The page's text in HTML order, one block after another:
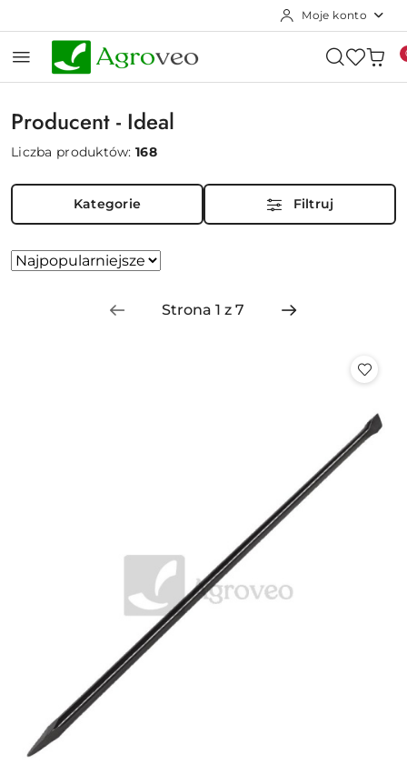
Moje konto
Producent - Ideal
Liczba produktów:168
Kategorie Filtruj
Zastosowano
Najpopularniejsze.
Sortuj